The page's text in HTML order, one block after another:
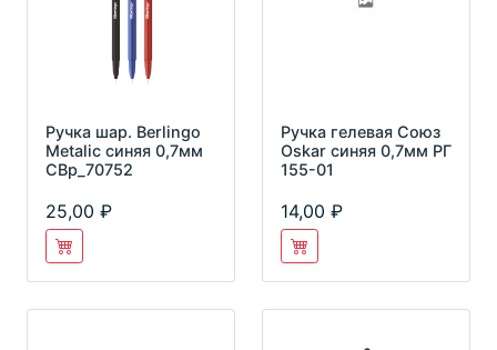
Ручка шар. Berlingo
Metalic синяя 0,7мм
СВр_70752
25,00
Ручка гелевая Союз
Oskar синяя 0,7мм РГ
155-01
14,00